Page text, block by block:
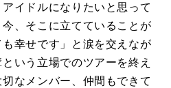
イドルになりたいと思って
、そこに立てていることが
幸せです」と涙を交えなが
いう立場でのツアーを終え
なメンバー、仲間もできて